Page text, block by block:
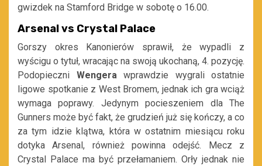
gwizdek na Stamford Bridge w sobotę o 16.00.
Arsenal vs Crystal Palace
Gorszy okres Kanonierów sprawił, że wypadli z
wyścigu o tytuł, wracając na swoją ukochaną, 4. pozycję.
Podopieczni Wengerawprawdzie wygrali ostatnie
ligowe spotkanie z West Bromem, jednak ich gra wciąż
wymaga poprawy. Jedynym pocieszeniem dla The
Gunners może być fakt, że grudzień już się kończy, a co
za tym idzie klątwa, która w ostatnim miesiącu roku
dotyka Arsenal, również powinna odejść. Mecz z
Crystal Palace ma być przełamaniem. Orły jednak nie